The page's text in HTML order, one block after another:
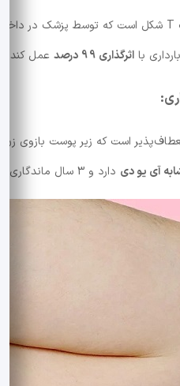
اثرگذاری 99 درصد عمل کند.
است که زیر پوست بازوی زن
آی یو دی دارد و 3 سال ماندگاری دارد.